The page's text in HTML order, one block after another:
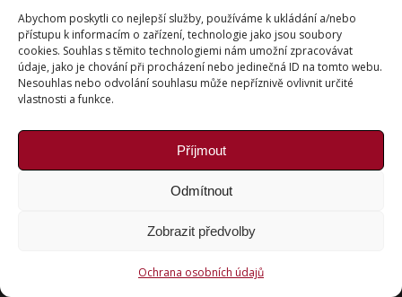
Abychom poskytli co nejlepší služby, používáme k ukládání a/nebo
přístupu k informacím o zařízení, technologie jako jsou soubory
cookies. Souhlas s těmito technologiemi nám umožní zpracovávat
údaje, jako je chování při procházení nebo jedinečná ID na tomto webu.
Nesouhlas nebo odvolání souhlasu může nepříznivě ovlivnit určité
vlastnosti a funkce.
Příjmout
Odmítnout
Zobrazit předvolby
Ochrana osobních údajů
Copyright © Weiron Dynamics, s.r.o. |
stránekaSEO